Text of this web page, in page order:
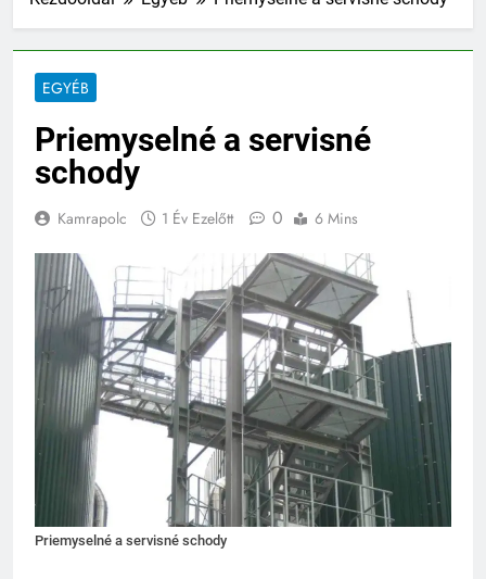
EGYÉB
Priemyselné a servisné
schody
Kamrapolc 1 Év Ezelőtt 0 6 Mins
Priemyselné a servisné schody